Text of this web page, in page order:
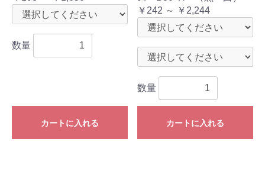
数量
カートに入れる
￥242 ～ ￥2,244
数量
カートに入れる